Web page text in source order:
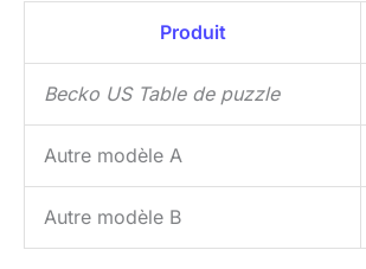
Produit
Becko US Table de puzzle
Autre modèle A
Autre modèle B